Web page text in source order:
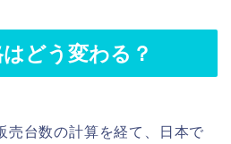
どう変わる？
売台数の計算を経て、日本で